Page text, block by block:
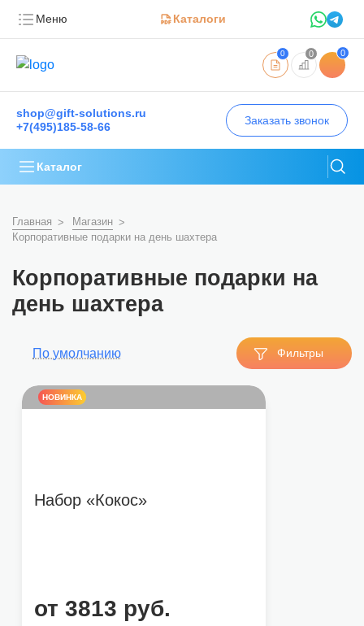
Меню Каталоги
0 0 0
shop@gift-solutions.ru
+7(495)185-58-66
Заказать звонок
Каталог
Главная
Магазин
Корпоративные подарки на день шахтера
Корпоративные подарки на
день шахтера
По умолчанию Фильтры
НОВИНКА
Набор «Кокос»
от 3813 руб.